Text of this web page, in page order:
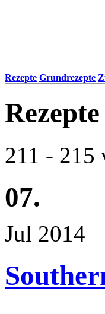
Rezepte Grundrezepte
Rezepte
211 - 215
07.
Jul 2014